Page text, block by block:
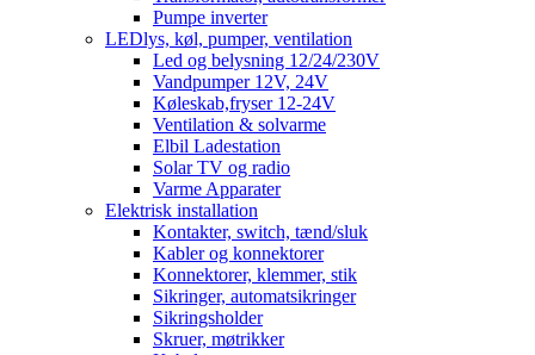
Pumpe inverter
LEDlys, køl, pumper, ventilation
Led og belysning 12/24/230V
Vandpumper 12V, 24V
Køleskab,fryser 12-24V
Ventilation & solvarme
Elbil Ladestation
Solar TV og radio
Varme Apparater
Elektrisk installation
Kontakter, switch, tænd/sluk
Kabler og konnektorer
Konnektorer, klemmer, stik
Sikringer, automatsikringer
Sikringsholder
Skruer, møtrikker